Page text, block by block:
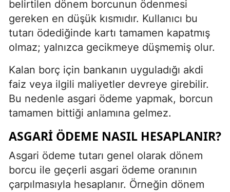
belirtilen dönem borcunun ödenmesi
gereken en düşük kısmıdır. Kullanıcı bu
tutarı ödediğinde kartı tamamen kapatmış
olmaz; yalnızca gecikmeye düşmemiş olur.
Kalan borç için bankanın uyguladığı akdi
faiz veya ilgili maliyetler devreye girebilir.
Bu nedenle asgari ödeme yapmak, borcun
tamamen bittiği anlamına gelmez.
ASGARI ÖDEME NASIL HESAPLANIR?
Asgari ödeme tutarı genel olarak dönem
borcu ile geçerli asgari ödeme oranının
çarpılmasıyla hesaplanır. Örneğin dönem